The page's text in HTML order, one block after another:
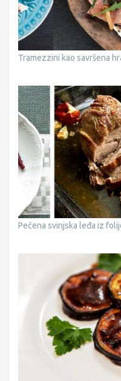
Tramezzini kao savršena
Pečena svinjska leđa iz